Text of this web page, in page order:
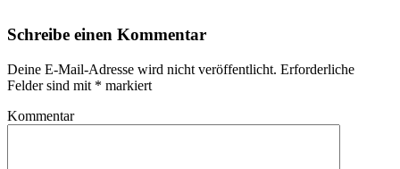
Schreibe einen Kommentar
Deine E-Mail-Adresse wird nicht veröffentlicht. Erforderliche
Felder sind mit * markiert
Kommentar